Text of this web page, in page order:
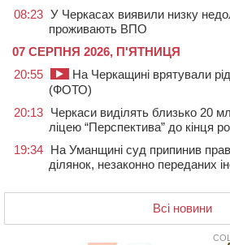
08:23 У Черкасах виявили низку
проживають ВПО
07 СЕРПНЯ 2026, П'ЯТНИЦЯ
20:55
На Черкащині врятували
(ФОТО)
20:13 Черкаси виділять близько 20
ліцею “Перспектива” до кінця
19:34 На Уманщині суд припинив
ділянок, незаконно переданих
стали фіналістками Global
18:23 Зарядка, йога, сапи та нові
закрили сезон літнього табору
Всі новини